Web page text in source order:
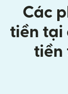
Các
tiền tại
tiền